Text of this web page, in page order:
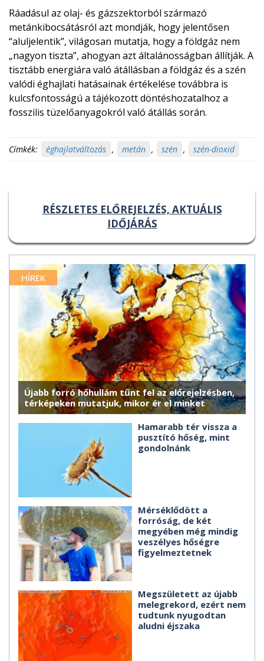
Ráadásul az olaj- és gázszektorból származó
metánkibocsátásról azt mondják, hogy jelentősen
“aluljelentik”, világosan mutatja, hogy a földgáz nem
„nagyon tiszta”, ahogyan azt általánosságban állítják. A
tisztább energiára való átállásban a földgáz és a szén
valódi éghajlati hatásainak értékelése továbbra is
kulcsfontosságú a tájékozott döntéshozatalhoz a
fosszilis tüzelőanyagokról való átállás során.
Címkék: éghajlatváltozás , metán , szén , szén-dioxid
RÉSZLETES ELŐREJELZÉS, AKTUÁLIS
IDŐJÁRÁS
HÍREK
Újabb forró hőhullám tűnt fel az előrejelzésben,
térképeken mutatjuk, mikor ér el minket
Hamarabb tér vissza a
pusztító hőség, mint
gondolnánk
Mérséklődött a
forróság, de két
megyében még mindig
veszélyes hőségre
figyelmeztetnek
Megszületett az újabb
melegrekord, ezért nem
tudtunk nyugodtan
aludni éjszaka